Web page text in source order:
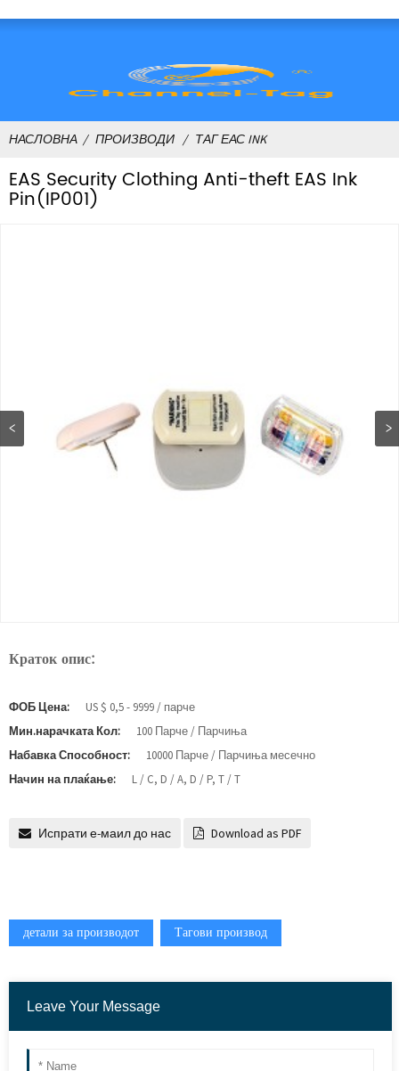
НАСЛОВНА ПРОИЗВОДИ ТАГ ЕАС INK
EAS Security Clothing Anti-theft EAS Ink
Pin(IP001)
Краток опис:
ФОБ Цена:
US $ 0,5 - 9999 / парче
Мин.нарачката Кол:
100 Парче / Парчиња
Набавка Способност:
10000 Парче / Парчиња месечно
Начин на плаќање:
L / C, D / A, D / P, T / T
Испрати е-маил до нас Download as PDF
детали за производот Тагови производ